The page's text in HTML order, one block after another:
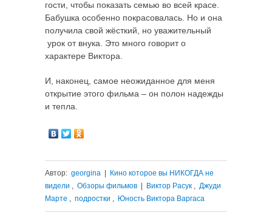
гости, чтобы показать семью во всей красе.
Бабушка особенно покрасовалась. Но и она
получила свой жёсткий, но уважительный
урок от внука. Это много говорит о
характере Виктора.
И, наконец, самое неожиданное для меня
открытие этого фильма – он полон надежды
и тепла.
Автор: georgina | Кино которое вы НИКОГДА не
видели , Обзоры фильмов | Виктор Расук , Джуди
Марте , подростки , Юность Виктора Варгаса